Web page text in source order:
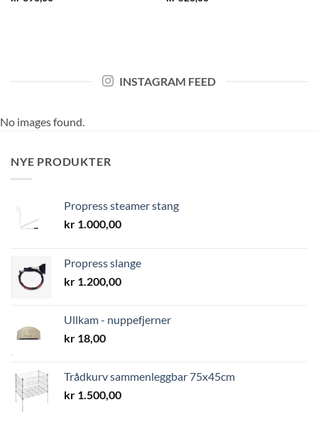
INSTAGRAM FEED
No images found.
NYE PRODUKTER
Propress steamer stang
kr 1.000,00
Propress slange
kr 1.200,00
Ullkam - nuppefjerner
kr 18,00
Trådkurv sammenleggbar 75x45cm
kr 1.500,00